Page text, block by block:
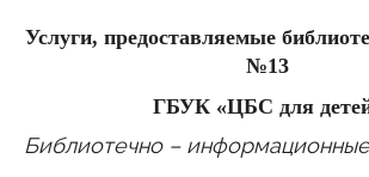
Услуги, предоставляемые
№13
ГБУК «ЦБС для
Библиотечно – информационные